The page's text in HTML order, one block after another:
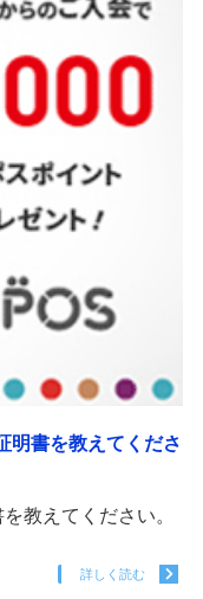
明書を教えてくださ
教えてください。
詳しく読む